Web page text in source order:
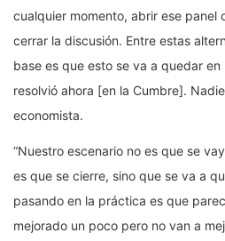
cualquier momento, abrir ese panel
cerrar la discusión. Entre estas
base es que esto se va a quedar
resolvió ahora [en la Cumbre].
economista.
“Nuestro escenario no es que se
es que se cierre, sino que se va a
pasando en la práctica es que
mejorado un poco pero no van a